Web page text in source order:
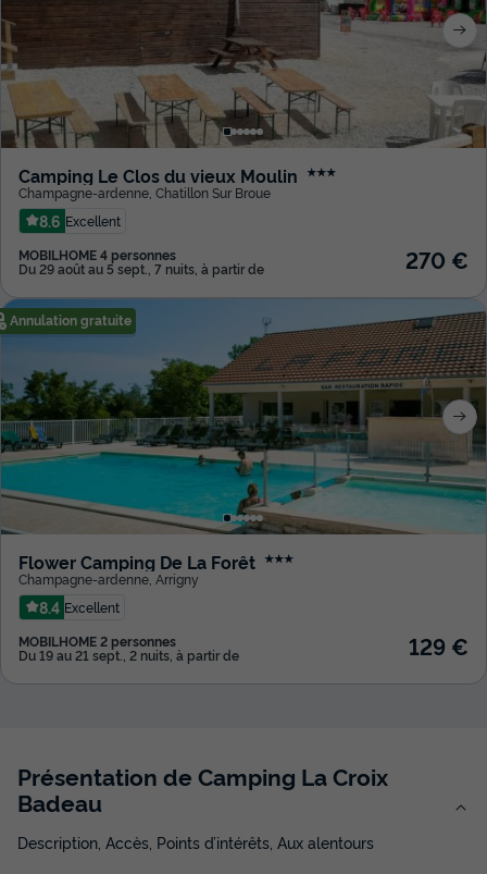
Camping Le Clos du vieux Moulin ★★★
Champagne-ardenne Chatillon Sur Broue
8.6 Excellent
MOBILHOME 4 personnes
Du 29 août au 5 sept., 7 nuits, à partir de 270 €
Annulation gratuite
Flower Camping De La Forêt ★★★
Champagne-ardenne Arrigny
8.4 Excellent
MOBILHOME 2 personnes
Du 19 au 21 sept., 2 nuits, à partir de 129 €
Présentation de Camping La Croix
Badeau
Description, Accès, Points d’intérêts, Aux alentours